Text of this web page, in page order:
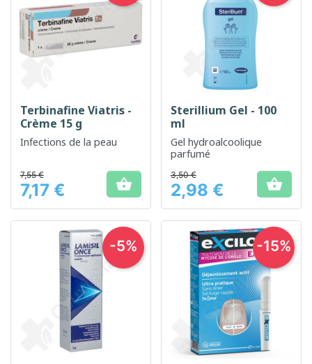
Terbinafine Viatris -
Crème 15 g
Infections de la peau
Prix
7,55 €
7,17 € 
Sterillium Gel - 100
ml
Gel hydroalcoolique
parfumé
Prix
3,50 €
2,98 € 
-5% -15%